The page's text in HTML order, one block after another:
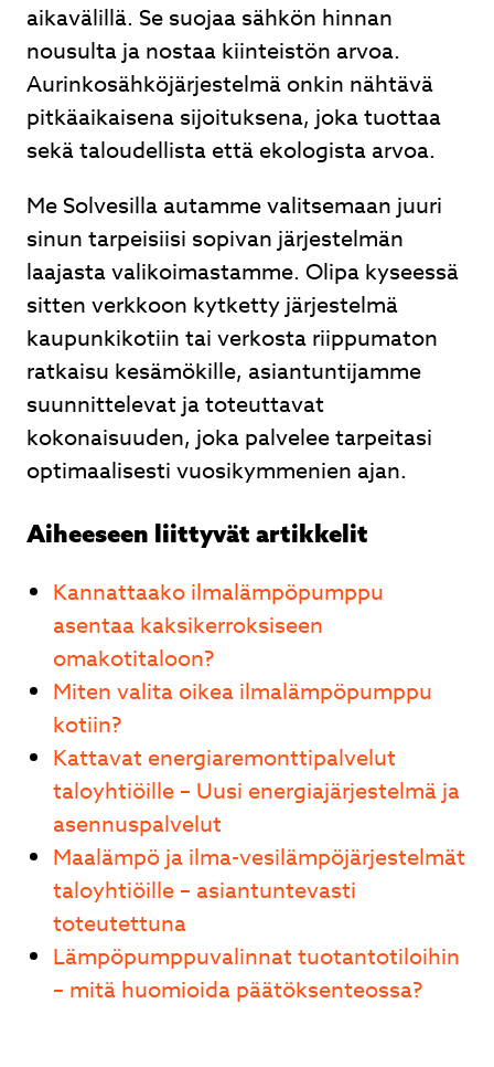
aikavälillä. Se suojaa sähkön hinnan
nousulta ja nostaa kiinteistön arvoa.
Aurinkosähköjärjestelmä onkin nähtävä
pitkäaikaisena sijoituksena, joka tuottaa
sekä taloudellista että ekologista arvoa.
Me Solvesilla autamme valitsemaan juuri
sinun tarpeisiisi sopivan järjestelmän
laajasta valikoimastamme. Olipa kyseessä
sitten verkkoon kytketty järjestelmä
kaupunkikotiin tai verkosta riippumaton
ratkaisu kesämökille, asiantuntijamme
suunnittelevat ja toteuttavat
kokonaisuuden, joka palvelee tarpeitasi
optimaalisesti vuosikymmenien ajan.
Aiheeseen liittyvät artikkelit
Kannattaako ilmalämpöpumppu
asentaa kaksikerroksiseen
omakotitaloon?
Miten valita oikea ilmalämpöpumppu
kotiin?
Kattavat energiaremonttipalvelut
taloyhtiöille – Uusi energiajärjestelmä ja
asennuspalvelut
Maalämpö ja ilma-vesilämpöjärjestelmät
taloyhtiöille – asiantuntevasti
toteutettuna
Lämpöpumppuvalinnat tuotantotiloihin
– mitä huomioida päätöksenteossa?